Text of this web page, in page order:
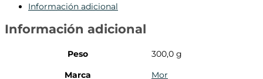
Información adicional
Información adicional
Peso
300,0 g
Marca
Mor